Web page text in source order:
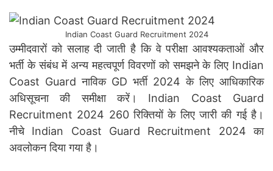
Indian Coast Guard Recruitment 2024
उम्मीदवारों को सलाह दी जाती है कि वे परीक्षा आवश्यकताओं और
भर्ती के संबंध में अन्य महत्वपूर्ण विवरणों को समझने के लिए Indian
Coast Guard नाविक GD भर्ती 2024 के लिए आधिकारिक
अधिसूचना की समीक्षा करें। Indian Coast Guard
Recruitment 2024 260 रिक्तियों के लिए जारी की गई है।
नीचे Indian Coast Guard Recruitment 2024 का
अवलोकन दिया गया है।